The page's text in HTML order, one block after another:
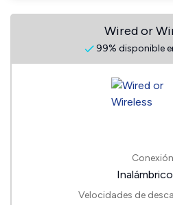
Wired or
99% disponible
Velocidades de